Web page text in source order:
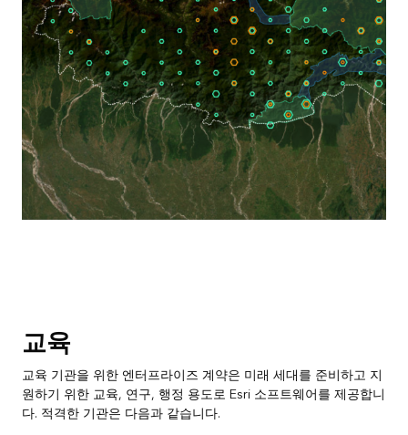
교육
교육 기관을 위한 엔터프라이즈 계약은 미래 세대를 준비하고 지
원하기 위한 교육, 연구, 행정 용도로 Esri 소프트웨어를 제공합니
다. 적격한 기관은 다음과 같습니다.